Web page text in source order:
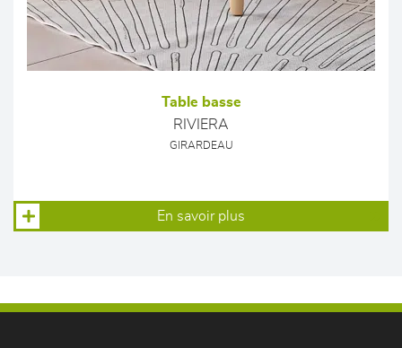
Table basse
RIVIERA
GIRARDEAU
En savoir plus